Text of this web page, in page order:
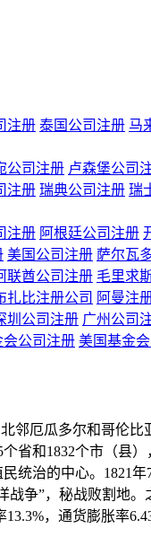
注册 泰国公司注册 马
公司注册 卢森堡公司
注册 瑞典公司注册 瑞
注册 阿根廷公司注册
美国公司注册 萨尔瓦
联酋公司注册 毛里求
扎比注册公司 阿曼注
圳公司注册 广州公司
会公司注册 美国基金
邻厄瓜多尔和哥伦
省和1832个市（县
统治的中心。1821
争”，秘战败割地
，通货膨胀率